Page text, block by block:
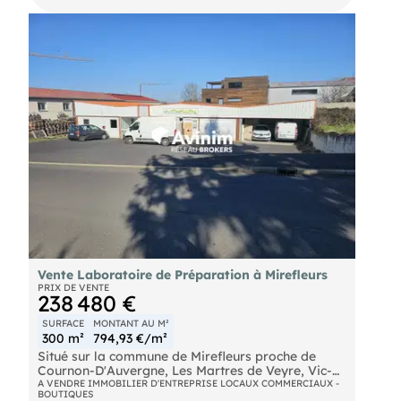
- Honoraires : 5.39% TTC (soit 5 000,00 € TTC)
Vente Laboratoire de Préparation à Mirefleurs
PRIX DE VENTE
238 480 €
SURFACE
300 m²
MONTANT AU M²
794,93 €/m²
Situé sur la commune de Mirefleurs proche de
Cournon-D'Auvergne, Les Martres de Veyre, Vic-
le-Comte.
A VENDRE IMMOBILIER D'ENTREPRISE LOCAUX COMMERCIAUX -
BOUTIQUES